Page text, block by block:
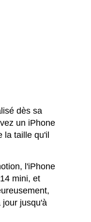
dès sa
un iPhone
la taille qu'il
l'iPhone
mini, et
jour jusqu'à